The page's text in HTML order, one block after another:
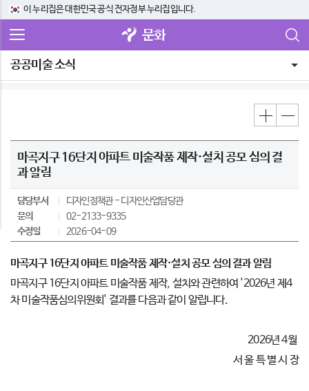
이 누리집은 대한민국 공식 전자정부 누리집입니다.
문화
공공미술 소식
마곡지구 16단지 아파트 미술작품 제작·설치 공모 심의 결
과 알림
담당부서 디자인정책관
디자인산업담당관
문의
02-2133-9335
수정일
2026-04-09
마곡지구 16단지 아파트 미술작품 제작·설치 공모 심의 결과 알림
마곡지구 16단지 아파트 미술작품 제작, 설치와 관련하여 '2026년 제4
차 미술작품심의위원회' 결과를 다음과 같이 알립니다.
2026년 4월
서 울 특 별 시 장